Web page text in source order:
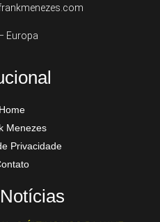
Europa
Home
Menezes
Privacidade